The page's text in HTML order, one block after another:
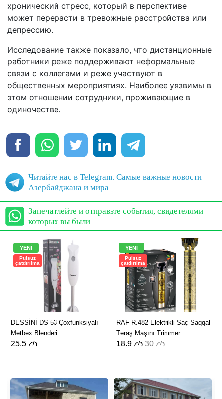
хронический стресс, который в перспективе
может перерасти в тревожные расстройства или
депрессию.
Исследование также показало, что дистанционные
работники реже поддерживают неформальные
связи с коллегами и реже участвуют в
общественных мероприятиях. Наиболее уязвимы в
этом отношении сотрудники, проживающие в
одиночестве.
Читайте нас в Telegram. Самые важные новости
Азербайджана и мира
Запечатлейте и отправьте события, свидетелями
которых вы были